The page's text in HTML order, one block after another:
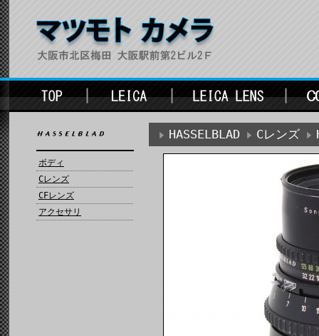
ボディ
Cレンズ
CFレンズ
アクセサリ
HASSELBLAD Cレンズ